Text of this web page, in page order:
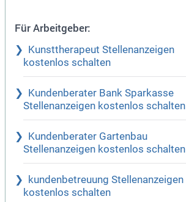
Für Arbeitgeber:
Kunsttherapeut Stellenanzeigen
kostenlos schalten
Kundenberater Bank Sparkasse
Stellenanzeigen kostenlos schalten
Kundenberater Gartenbau
Stellenanzeigen kostenlos schalten
kundenbetreuung Stellenanzeigen
kostenlos schalten